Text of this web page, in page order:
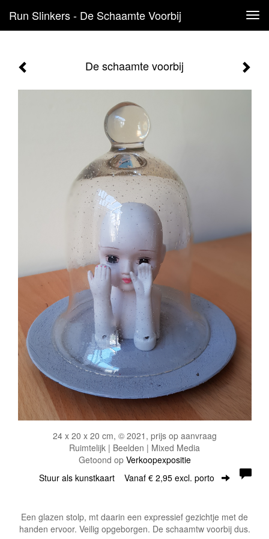
Run Slinkers - De Schaamte Voorbij
De schaamte voorbij
24 x 20 x 20 cm, © 2021, prijs op aanvraag
Ruimtelijk | Beelden | Mixed Media
Getoond op Verkoopexpositie
Stuur als kunstkaart Vanaf € 2,95 excl. porto
Een glazen stolp, mt daarin een expressief gezichtje met de
handen ervoor. Veilig opgeborgen. De schaamtw voorbij dus.